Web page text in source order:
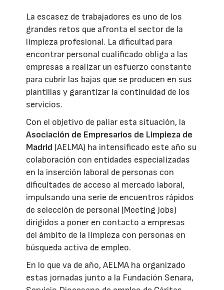
La escasez de trabajadores es uno de los
grandes retos que afronta el sector de la
limpieza profesional. La dificultad para
encontrar personal cualificado obliga a las
empresas a realizar un esfuerzo constante
para cubrir las bajas que se producen en sus
plantillas y garantizar la continuidad de los
servicios.
Con el objetivo de paliar esta situación, la
Asociación de Empresarios de Limpieza de
Madrid (AELMA) ha intensificado este año su
colaboración con entidades especializadas
en la inserción laboral de personas con
dificultades de acceso al mercado laboral,
impulsando una serie de encuentros rápidos
de selección de personal (Meeting Jobs)
dirigidos a poner en contacto a empresas
del ámbito de la limpieza con personas en
búsqueda activa de empleo.
En lo que va de año, AELMA ha organizado
estas jornadas junto a la Fundación Senara,